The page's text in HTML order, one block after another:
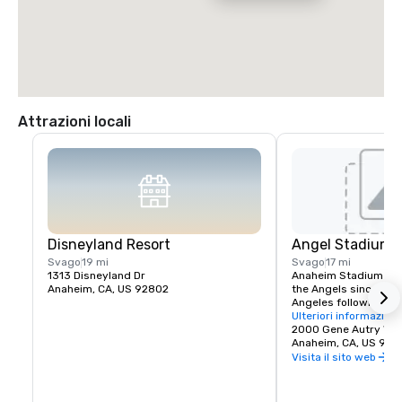
Attrazioni locali
Disneyland Resort
Svago19 mi
1313 Disneyland Dr
Anaheim, CA, US 92802
Angel Stadium
Svago17 mi
Anaheim Stadium
the Angels since
Angeles following
stadium opened
California Angels
Francisco Giants in
The franchise's first
Ulteriori informazioni
2000 Gene Autry
Anaheim, CA, US
Visita il sito web